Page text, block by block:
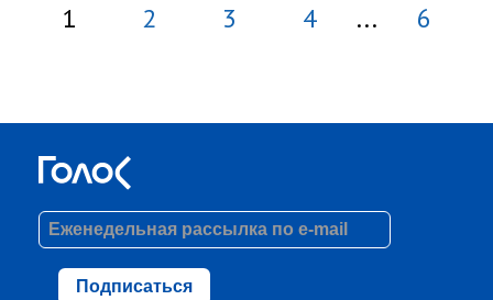
1 2 3 4 ... 6
Подписаться